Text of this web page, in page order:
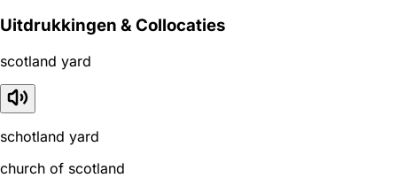
Uitdrukkingen & Collocaties
scotland yard
schotland yard
church of scotland